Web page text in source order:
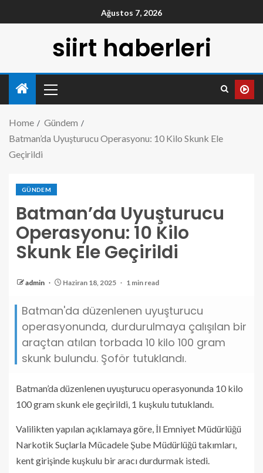
Ağustos 7, 2026
siirt haberleri
Home
Gündem
Batman’da Uyuşturucu Operasyonu: 10 Kilo Skunk Ele
Geçirildi
GÜNDEM
Batman’da Uyuşturucu
Operasyonu: 10 Kilo
Skunk Ele Geçirildi
admin Haziran 18, 2025 1 min read
Batman'da düzenlenen uyuşturucu
operasyonunda, durdurulmaya çalışılan bir
araçtan atılan torbada 10 kilo 100 gram
skunk bulundu. Şoför tutuklandı.
Batman’da düzenlenen uyuşturucu operasyonunda 10 kilo
100 gram skunk ele geçirildi, 1 kuşkulu tutuklandı.
Valilikten yapılan açıklamaya göre, İl Emniyet Müdürlüğü
Narkotik Suçlarla Mücadele Şube Müdürlüğü takımları,
kent girişinde kuşkulu bir aracı durdurmak istedi.